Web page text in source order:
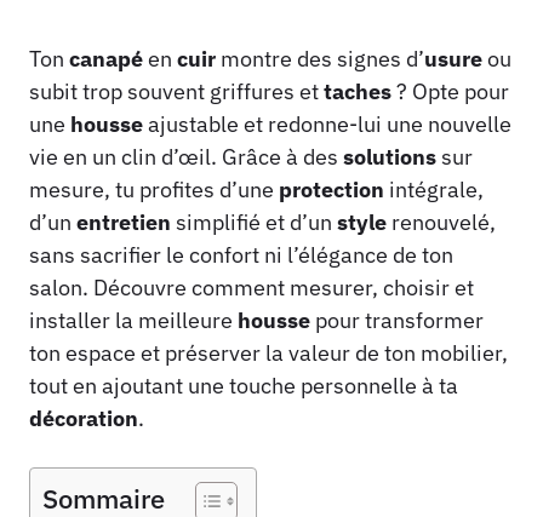
Ton canapéen cuir montre des signes d’usureou
subit trop souvent griffures ettaches? Opte pour
une housseajustable et redonne-lui une nouvelle
vie en un clin d’œil. Grâce à des solutionssur
mesure, tu profites d’une protection intégrale,
d’un entretien simplifié et d’un style renouvelé,
sans sacrifier le confort ni l’élégance de ton
salon. Découvre comment mesurer, choisir et
installer la meilleure housse pour transformer
ton espace et préserver la valeur de ton mobilier,
tout en ajoutant une touche personnelle à ta
décoration.
Sommaire